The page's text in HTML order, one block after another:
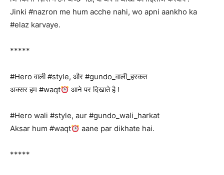
Jinki #nazron me hum acche nahi, wo apni aankho ka
#elaz karvaye.
*****
#Hero वाली #style, और #gundo_वाली_हरकत
अक्सर हम #waqt
आने पर दिखाते है !
#Hero wali #style, aur #gundo_wali_harkat
Aksar hum #waqt
aane par dikhate hai.
*****